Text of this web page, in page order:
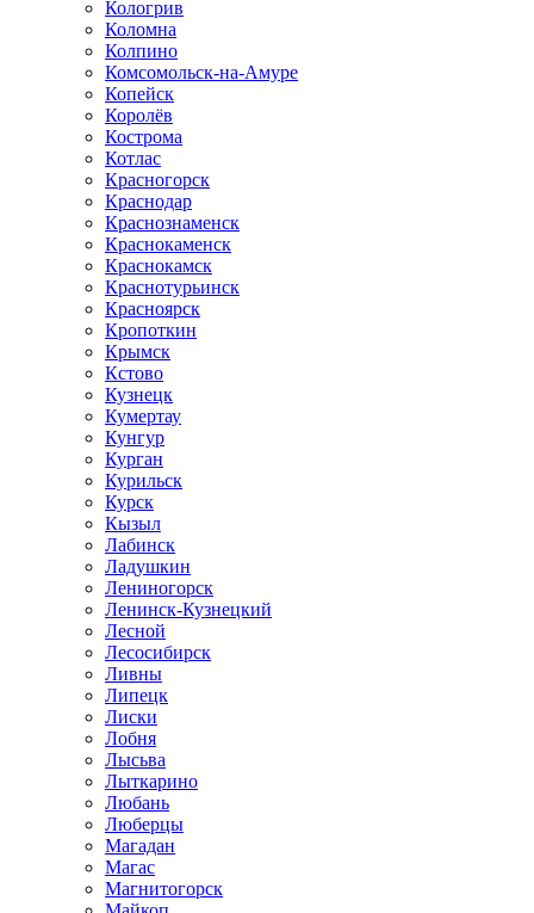
Кологрив
Коломна
Колпино
Комсомольск-на-Амуре
Копейск
Королёв
Кострома
Котлас
Красногорск
Краснодар
Краснознаменск
Краснокаменск
Краснокамск
Краснотурьинск
Красноярск
Кропоткин
Крымск
Кстово
Кузнецк
Кумертау
Кунгур
Курган
Курильск
Курск
Кызыл
Лабинск
Ладушкин
Лениногорск
Ленинск-Кузнецкий
Лесной
Лесосибирск
Ливны
Липецк
Лиски
Лобня
Лысьва
Лыткарино
Любань
Люберцы
Магадан
Магас
Магнитогорск